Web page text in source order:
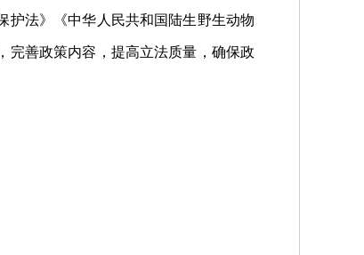
法》《中华人民共和国陆生野生动物
完善政策内容，提高立法质量，确保政